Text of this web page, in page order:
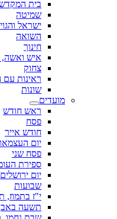
בית
שמיטה
ישראל
השואה
חינוך
איש
צחוק
ראינות עם
שונות
מועדים
ראש חודש
פסח
חודש אייר
יום
פסח שני
ספירת
יום ירושלים
שבועות
י"ז בתמוז,
תשעה באב